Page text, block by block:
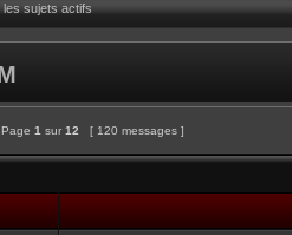
les sujets actifs
Page 1 sur 12 [ 120 messages ]